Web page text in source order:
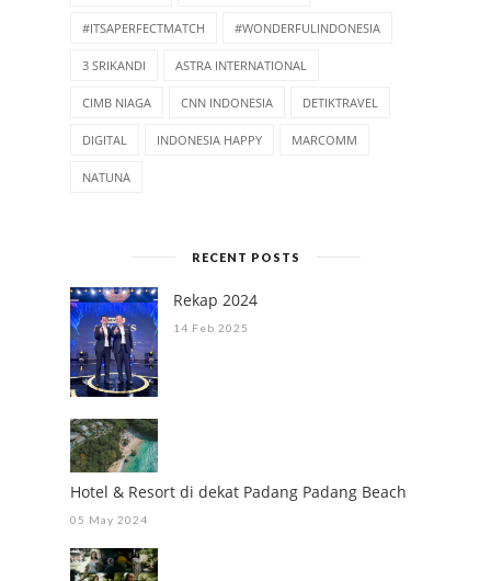
#ITSAPERFECTMATCH #WONDERFULINDONESIA
3 SRIKANDI ASTRA INTERNATIONAL
CIMB NIAGA CNN INDONESIA DETIKTRAVEL
DIGITAL INDONESIA HAPPY MARCOMM
NATUNA
RECENT POSTS
Rekap 2024
14 Feb 2025
Hotel & Resort di dekat Padang Padang Beach
05 May 2024